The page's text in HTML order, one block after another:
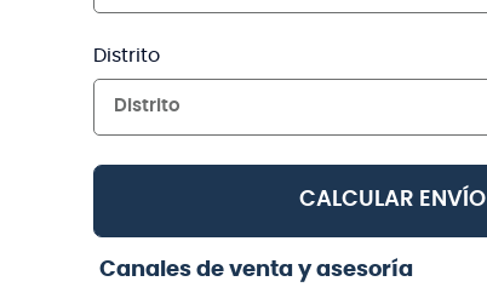
Distrito
Distrito
CALCULAR ENVÍO
Canales de venta y asesoría